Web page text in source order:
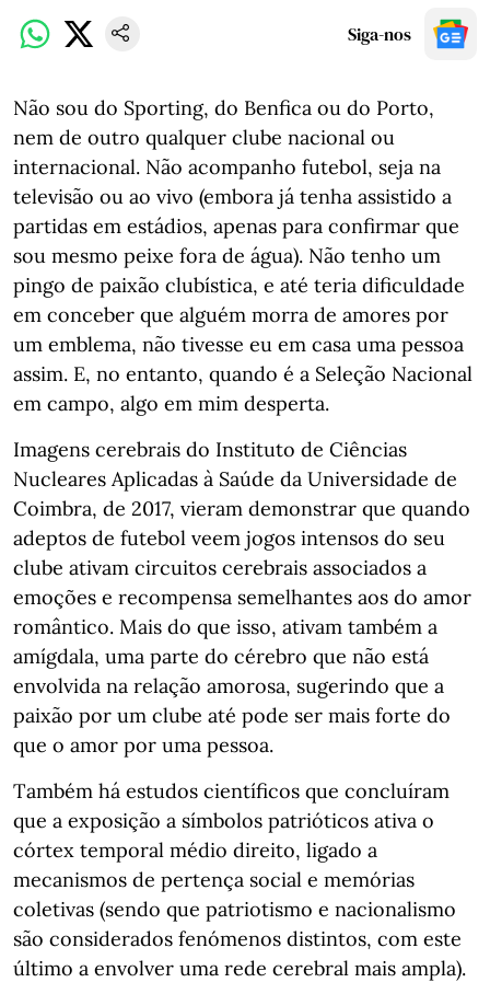
Siga-nos
Não sou do Sporting, do Benfica ou do Porto,
nem de outro qualquer clube nacional ou
internacional. Não acompanho futebol, seja na
televisão ou ao vivo (embora já tenha assistido a
partidas em estádios, apenas para confirmar que
sou mesmo peixe fora de água). Não tenho um
pingo de paixão clubística, e até teria dificuldade
em conceber que alguém morra de amores por
um emblema, não tivesse eu em casa uma pessoa
assim. E, no entanto, quando é a Seleção Nacional
em campo, algo em mim desperta.
Imagens cerebrais do Instituto de Ciências
Nucleares Aplicadas à Saúde da Universidade de
Coimbra, de 2017, vieram demonstrar que quando
adeptos de futebol veem jogos intensos do seu
clube ativam circuitos cerebrais associados a
emoções e recompensa semelhantes aos do amor
romântico. Mais do que isso, ativam também a
amígdala, uma parte do cérebro que não está
envolvida na relação amorosa, sugerindo que a
paixão por um clube até pode ser mais forte do
que o amor por uma pessoa.
Também há estudos científicos que concluíram
que a exposição a símbolos patrióticos ativa o
córtex temporal médio direito, ligado a
mecanismos de pertença social e memórias
coletivas (sendo que patriotismo e nacionalismo
são considerados fenómenos distintos, com este
último a envolver uma rede cerebral mais ampla).